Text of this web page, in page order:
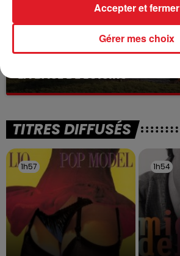
LA BASE DE LOISIRS
La victime a coulé à pic
TITRES DIFFUSÉS
1h57
1h57 1h54
1h54
Gérer mes choix
Accepter et fermer